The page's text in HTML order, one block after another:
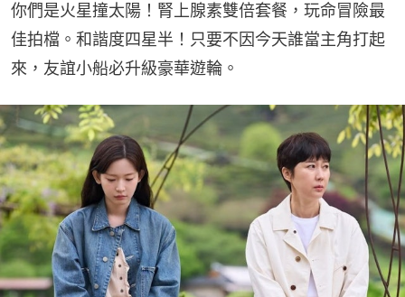
你們是火星撞太陽！腎上腺素雙倍套餐，玩命冒險最
佳拍檔。和諧度四星半！只要不因今天誰當主角打起
來，友誼小船必升級豪華遊輪。